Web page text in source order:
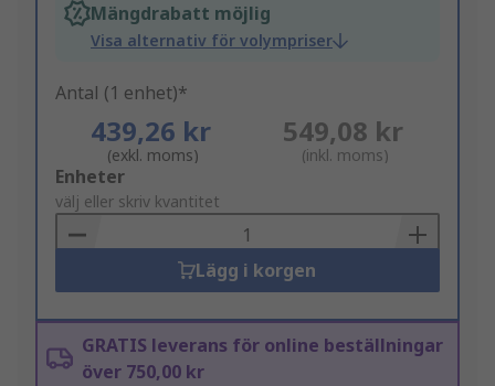
Mängdrabatt möjlig
Visa alternativ för volympriser
Antal (1 enhet)*
439,26 kr
(exkl. moms)
549,08 kr
(inkl. moms)
Add
to
Basket
Enheter
välj eller skriv kvantitet
Lägg i korgen
GRATIS leverans för online beställningar
över 750,00 kr